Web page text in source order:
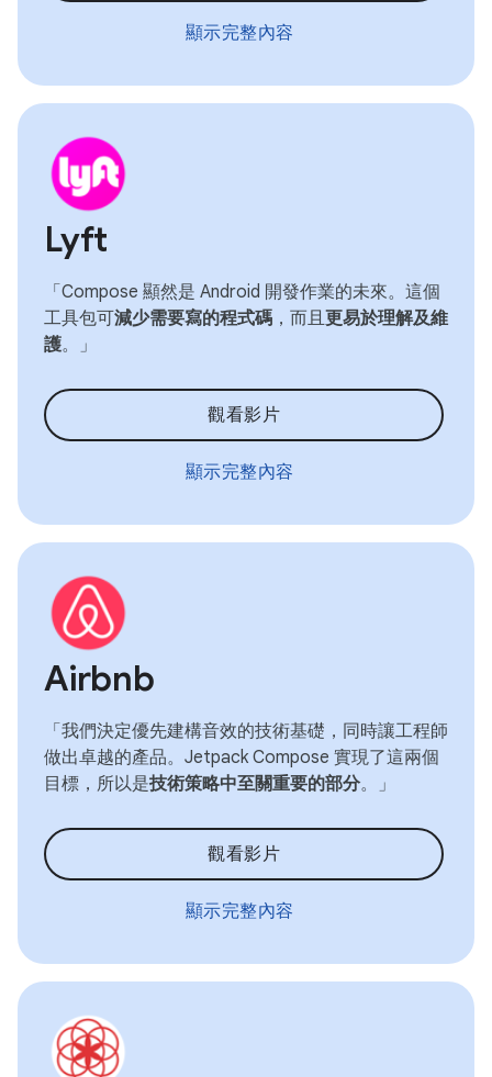
顯示完整內容
Lyft
「Compose 顯然是 Android 開發作業的未來。這個
工具包可減少需要寫的程式碼 ，而且更易於理解及維
護。」
觀看影片
顯示完整內容
Airbnb
「我們決定優先建構音效的技術基礎，同時讓工程師
做出卓越的產品。Jetpack Compose 實現了這兩個
目標，所以是技術策略中至關重要的部分。」
觀看影片
顯示完整內容